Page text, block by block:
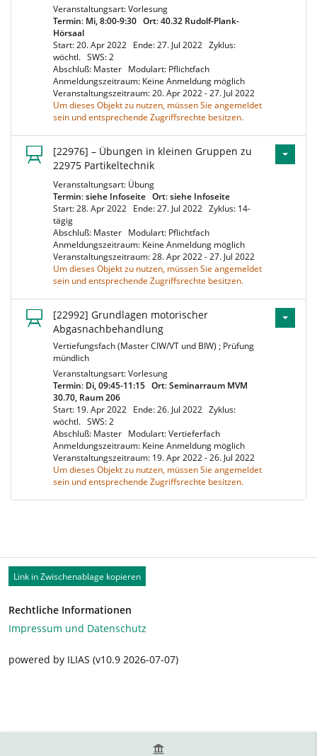
Veranstaltungsart: Vorlesung
Termin: Mi, 8:00-9:30 Ort:40.32 Rudolf-Plank-
Hörsaal
Start: 20. Apr 2022 Ende: 27. Jul 2022 Zyklus:
wöchtl. SWS: 2
Abschluß: Master Modulart: Pflichtfach
Anmeldungszeitraum: Keine Anmeldung möglich
Veranstaltungszeitraum: 20. Apr 2022 - 27. Jul 2022
Um dieses Objekt zu nutzen, müssen Sie angemeldet
sein und entsprechende Zugriffsrechte besitzen.
[22976] – Übungen in kleinen Gruppen zu
22975 Partikeltechnik
Veranstaltungsart: Übung
Termin:siehe Infoseite Ort:siehe Infoseite
Start: 28. Apr 2022 Ende: 27. Jul 2022 Zyklus: 14-
tägig
Abschluß: Master Modulart: Pflichtfach
Anmeldungszeitraum: Keine Anmeldung möglich
Veranstaltungszeitraum: 28. Apr 2022 - 27. Jul 2022
Um dieses Objekt zu nutzen, müssen Sie angemeldet
sein und entsprechende Zugriffsrechte besitzen.
[22992] Grundlagen motorischer
Abgasnachbehandlung
Vertiefungsfach (Master CIW/VT und BIW) ; Prüfung
mündlich
Veranstaltungsart: Vorlesung
Termin: Di, 09:45-11:15 Ort:Seminarraum MVM
30.70, Raum 206
Start: 19. Apr 2022 Ende: 26. Jul 2022 Zyklus:
wöchtl. SWS: 2
Abschluß: Master Modulart: Vertieferfach
Anmeldungszeitraum: Keine Anmeldung möglich
Veranstaltungszeitraum: 19. Apr 2022 - 26. Jul 2022
Um dieses Objekt zu nutzen, müssen Sie angemeldet
sein und entsprechende Zugriffsrechte besitzen.
Link in Zwischenablage kopieren
Rechtliche Informationen
Impressum und Datenschutz
powered by ILIAS (v10.9 2026-07-07)